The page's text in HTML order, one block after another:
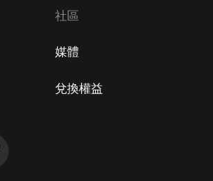
社區
媒體
兌換權益